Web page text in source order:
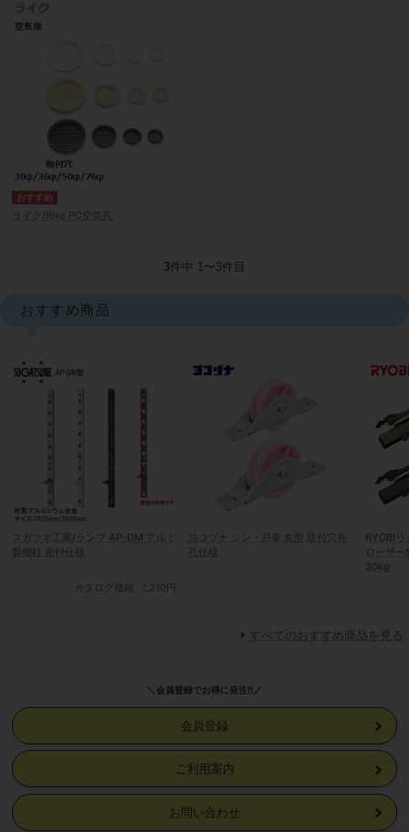
ライク/Rike PC空気孔
3件中 1〜3件目
おすすめ商品
スガツネ工業/ランプ AP-DM アルミ
製棚柱 面付仕様
カタログ価格 1,210円
ヨコヅナ シン・戸車 丸型 取付穴長
孔仕様
RYOBI
ローザ
30kg
すべてのおすすめ商品を見る
＼会員登録でお得に発注!!／
会員登録
ご利用案内
お問い合わせ